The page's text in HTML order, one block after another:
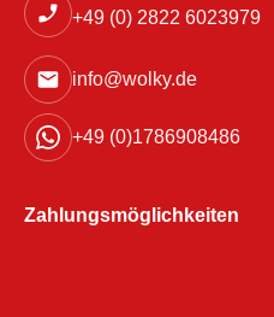
+49 (0) 2822 6023979
info@wolky.de
+49 (0)1786908486
Zahlungsmöglichkeiten